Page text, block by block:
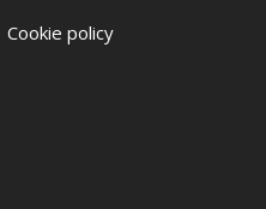
Cookie policy